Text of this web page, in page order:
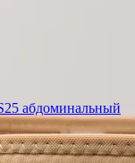
абдоминальный